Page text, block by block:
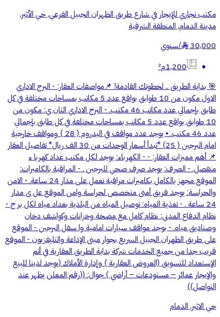
مكتب تجاري للإيجار في شارع طريق الظهران الجبيل الفرعي, حي الأثير,
مدينة الدمام, المنطقة الشرقية
30,000
§
/سنوي
1,200م²
🎯 بداية الطريق .. لخطوتك القادمة! 📌مواصفات العقار: - البرج الاداري
الاول مكون من 10 طوابق بواقع عدد 5 مكاتب بمساحات مختلفة في كل
طابق بإجمالي عدد مكاتب 46 مكتب. - البرج الاداري الثان ي: مكون من
10 طوابق بواقع عدد 5 مكاتب بمساحات مختلفة في كل طابق بإجمالي
عدد 46 مكتب. • یوجد عدد مواقف في البدروم ( 28 ) ومواقف خارجیة
امام البرجین ( 25) *تبدأ أسعار الوحدات من 30 الف ريال* تفاصيل العقار
📌 أھم ممیزات العقار: - - الكھرباء: یوجد لكل مكتب عداد كھربا ء
منفصل. - الصرف: یوجد صرف صحي للبرجین . - المراقبة بالكامیرات:
الموقع مجھز بالكامل بكامیرات مراقبة تعمل على مدار 24 ساعة. - الامن
والحراسة: یوجد فریق أمنى متخصص لحراسة وامن الموقع عل ى مدار
24 ساعة . - تغذیة المیاه: توصیل المیاه من البلدیة بعداد میاه لكل بر ج -
نظام الدفاع المدني: نظام كامل مع مضخة وخزانات وكواشف دخان
وصنادیق میاه. - بوجد مواقف سیارات امامیة وا سفل البرجین - الموقع
على طریق الظھران الجبیل السریع بجوار مبنى الإذاعة والتلیفزیون - الموقع
قریب جدا من جمیع الخدمات شركة بداية الطريق العقارية في أتم
الإستعداد للتسويق (العروض العقارية ) وإدارة الأملاك (يوجد لدينا للبيع
والإيجار عمائر – مستودعات – أراضي ) جوال: ((رقم المعلن يظهر عند
التواصل))
حي الاثير, الدمام